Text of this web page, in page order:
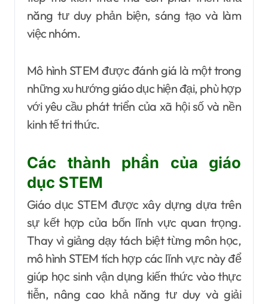
năng tư duy phản biện, sáng tạo và làm
việc nhóm.
Mô hình STEM được đánh giá là một trong
những xu hướng giáo dục hiện đại, phù hợp
với yêu cầu phát triển của xã hội số và nền
kinh tế tri thức.
Các thành phần của giáo
dục STEM
Giáo dục STEM được xây dựng dựa trên
sự kết hợp của bốn lĩnh vực quan trọng.
Thay vì giảng dạy tách biệt từng môn học,
mô hình STEM tích hợp các lĩnh vực này để
giúp học sinh vận dụng kiến thức vào thực
tiễn, nâng cao khả năng tư duy và giải